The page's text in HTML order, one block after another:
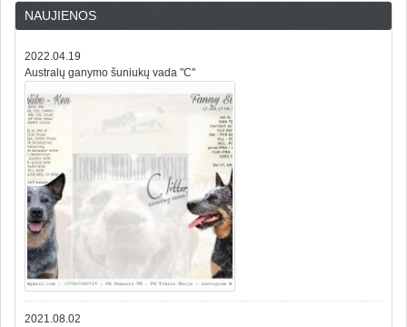
NAUJIENOS
2022.04.19
Australų ganymo šuniukų vada "C"
2021.08.02